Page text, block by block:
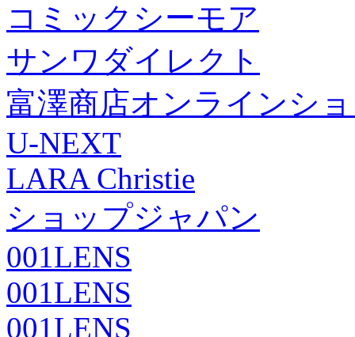
コミックシーモア
サンワダイレクト
富澤商店オンラインシ
U-NEXT
LARA Christie
ショップジャパン
001LENS
001LENS
001LENS